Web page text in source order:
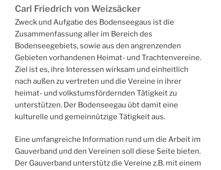
Carl Friedrich von Weizsäcker
Zweck und Aufgabe des Bodenseegaus ist die
Zusammenfassung aller im Bereich des
Bodenseegebiets, sowie aus den angrenzenden
Gebieten vorhandenen Heimat- und Trachtenvereine.
Ziel ist es, ihre Interessen wirksam und einheitlich
nach außen zu vertreten und die Vereine in ihrer
heimat- und volkstumsfördernden Tätigkeit zu
unterstützen. Der Bodenseegau übt damit eine
kulturelle und gemeinnützige Tätigkeit aus.
Eine umfangreiche Information rund um die Arbeit im
Gauverband und den Vereinen soll diese Seite bieten.
Der Gauverband unterstütz die Vereine z.B. mit einem